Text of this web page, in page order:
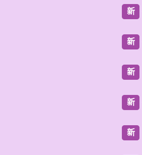
新
新
新
新
新